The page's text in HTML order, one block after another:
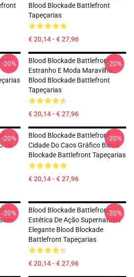
Blood Blockade Battlefront
Tapeçarias
€ 20,14 - € 27,96
O
-20%
Blood Blockade Battlefront
Estranho E Moda Maravilha
Blood Blockade Battlefront
Tapeçarias
€ 20,14 - € 27,96
-20%
-20%
Blood Blockade Battlefront
Cidade Do Caos Gráfico Blood
Blockade Battlefront Tapeçarias
€ 20,14 - € 27,96
-20%
-20%
Blood Blockade Battlefront
Estética De Ação Supernatural
Elegante Blood Blockade
Battlefront Tapeçarias
€ 20,14 - € 27,96
-20%